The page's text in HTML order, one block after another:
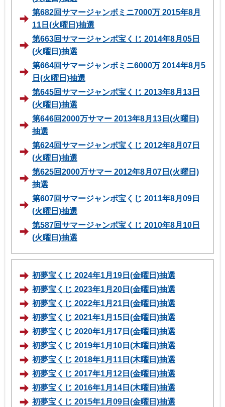
第682回サマージャンボミニ7000万 2015年8月
11日(火曜日)抽選
第663回サマージャンボ宝くじ 2014年8月05日
(火曜日)抽選
第664回サマージャンボミニ6000万 2014年8月5
日(火曜日)抽選
第645回サマージャンボ宝くじ 2013年8月13日
(火曜日)抽選
第646回2000万サマー 2013年8月13日(火曜日)
抽選
第624回サマージャンボ宝くじ 2012年8月07日
(火曜日)抽選
第625回2000万サマー 2012年8月07日(火曜日)
抽選
第607回サマージャンボ宝くじ 2011年8月09日
(火曜日)抽選
第587回サマージャンボ宝くじ 2010年8月10日
(火曜日)抽選
初夢宝くじ 2024年1月19日(金曜日)抽選
初夢宝くじ 2023年1月20日(金曜日)抽選
初夢宝くじ 2022年1月21日(金曜日)抽選
初夢宝くじ 2021年1月15日(金曜日)抽選
初夢宝くじ 2020年1月17日(金曜日)抽選
初夢宝くじ 2019年1月10日(木曜日)抽選
初夢宝くじ 2018年1月11日(木曜日)抽選
初夢宝くじ 2017年1月12日(金曜日)抽選
初夢宝くじ 2016年1月14日(木曜日)抽選
初夢宝くじ 2015年1月09日(金曜日)抽選